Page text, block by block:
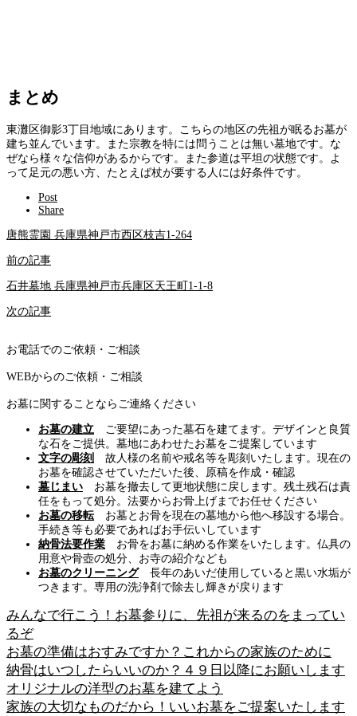
まとめ
東灘区御影3丁目地域にあります。こちらの地区の先祖が眠るお墓が
建ち並んでいます。また宗教を特には問うことは無い墓地です。な
ぜなら様々な信仰があるからです。また参道は平坦の状態です。よ
って足元の悪い方、たとえば杖が要する人には好条件です。
Post
Share
唐熊霊園 兵庫県神戸市西区枝吉1-264
前の記事
石井墓地 兵庫県神戸市兵庫区天王町1-1-8
次の記事
お電話でのご依頼・ご相談
WEBからのご依頼・ご相談
お墓に関することならご連絡ください
お墓の建立 ご要望にあった墓石を建てます。デザインと良質
な石をご提供。墓地にあわせたお墓をご提案しています
文字の彫刻
故人様の名前や戒名等を彫刻いたします。現在の
お墓を確認させていただいた後、原稿を作成・確認
墓じまい お墓を撤去して更地状態に戻します。残土残石は責
任をもって処分。法要からお骨上げまでお任せください
お墓の移転お墓とお骨を現在の墓地から他へ移設する場合。
手続き等も必要であればお手伝いしています
納骨法要作業 お骨をお墓に納める作業をいたします。仏具の
用意や骨壺の処分、お寺の紹介なども
お墓のクリーニング長年のあいだ使用していると黒い水垢が
つきます。専用の洗浄剤で除去し輝きが戻ります
みんなで行こう！お墓参りに、先祖が来るのをまってい
るぞ
お墓の準備はおすみですか？これからの家族のために
納骨はいつしたらいいのか？４９日以降にお願いします
オリジナルの洋型のお墓を建てよう
家族の大切なものだから！いいお墓をご提案いたします